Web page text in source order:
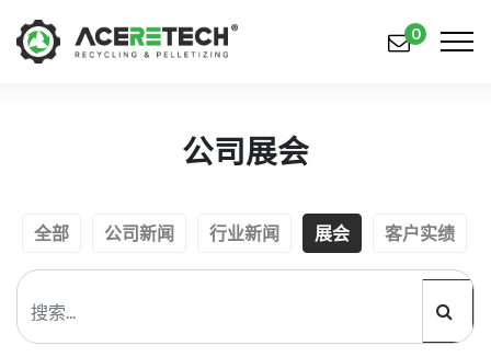
解决方案
知识中心
关于我们
0
公司展会
全部 公司新闻 行业新闻 展会 客户实绩